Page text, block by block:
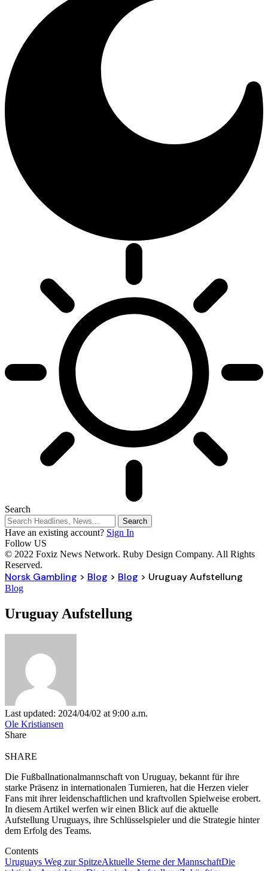
Search
Have an existing account? Sign In
Follow US
© 2022 Foxiz News Network. Ruby Design Company. All Rights
Reserved.
Norsk Gambling > Blog > Blog > Uruguay Aufstellung
Blog
Uruguay Aufstellung
Last updated: 2024/04/02 at 9:00 a.m.
Ole Kristiansen
Share
SHARE
Die Fußballnationalmannschaft von Uruguay, bekannt für ihre
starke Präsenz in internationalen Turnieren, hat die Herzen vieler
Fans mit ihrer leidenschaftlichen und kraftvollen Spielweise erobert.
In diesem Artikel werfen wir einen Blick auf die aktuelle
Aufstellung Uruguays, ihre Schlüsselspieler und die Strategie hinter
dem Erfolg des Teams.
Contents
Uruguays Weg zur SpitzeAktuelle Sterne der MannschaftDie